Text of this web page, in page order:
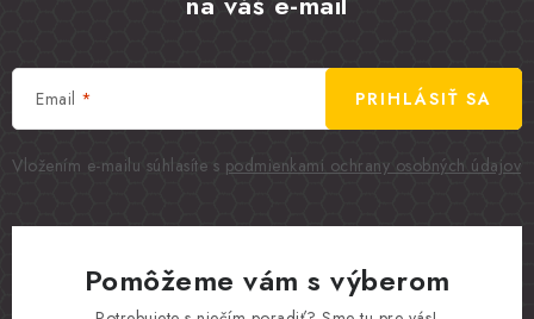
Email
Vložením e-mailu súhlasíte s podmienkami ochrany osobných údajov
PRIHLÁSIŤ SA
Pomôžeme vám s výberom